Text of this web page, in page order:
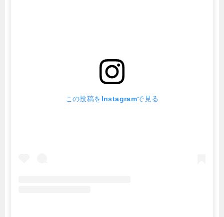
この投稿をInstagramで見る